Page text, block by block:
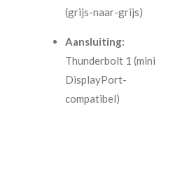
(grijs-naar-grijs)
Aansluiting:
Thunderbolt 1 (mini
DisplayPort-
compatibel)